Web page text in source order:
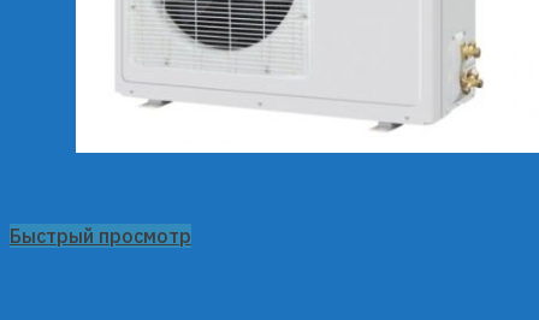
Быстрый просмотр